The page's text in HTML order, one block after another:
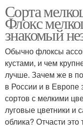
Сорта
Флокс
знакомый
Обычно флоксы
кустами, и чем
лучше. Зачем же в
в России и в
сортов с мелкими
луговые цветники и
облика? Отчасти это